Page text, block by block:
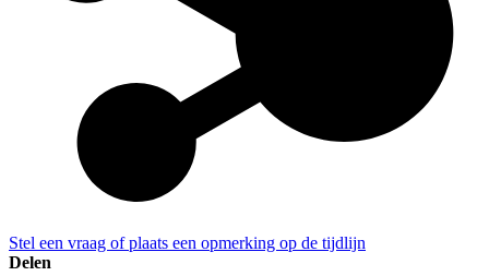
Stel een vraag of plaats een opmerking op de tijdlijn
Delen